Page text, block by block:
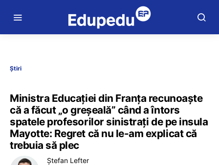
Știri
Ministra Educației din Franța recunoaște
că a făcut „o greșeală” când a întors
spatele profesorilor sinistrați de pe insula
Mayotte: Regret că nu le-am explicat că
trebuia să plec
Ștefan Lefter